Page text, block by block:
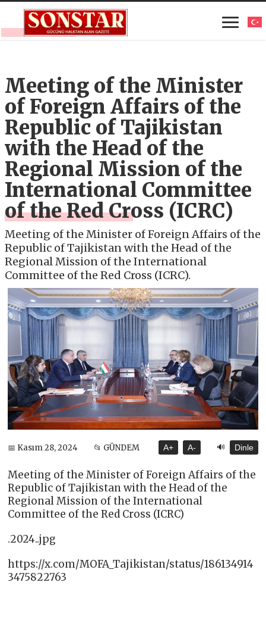
Meeting of the Minister
of Foreign Affairs of the
Republic of Tajikistan
with the Head of the
Regional Mission of the
International Committee
of the Red Cross (ICRC)
Meeting of the Minister of Foreign Affairs of the
Republic of Tajikistan with the Head of the
Regional Mission of the International
Committee of the Red Cross (ICRC).
📅 Kasım 28, 2024 📂 GÜNDEM A+ A- 🔊 Dinle
Meeting of the Minister of Foreign Affairs of the
Republic of Tajikistan with the Head of the
Regional Mission of the International
Committee of the Red Cross (ICRC)
.2024..jpg
https://x.com/MOFA_Tajikistan/status/186134914
3475822763